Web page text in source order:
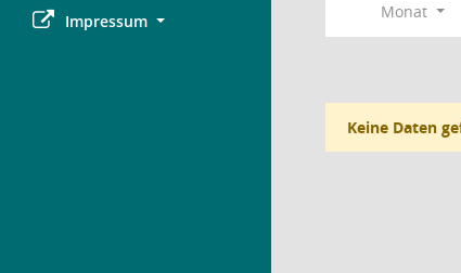
Impressum
Monat
Keine Daten